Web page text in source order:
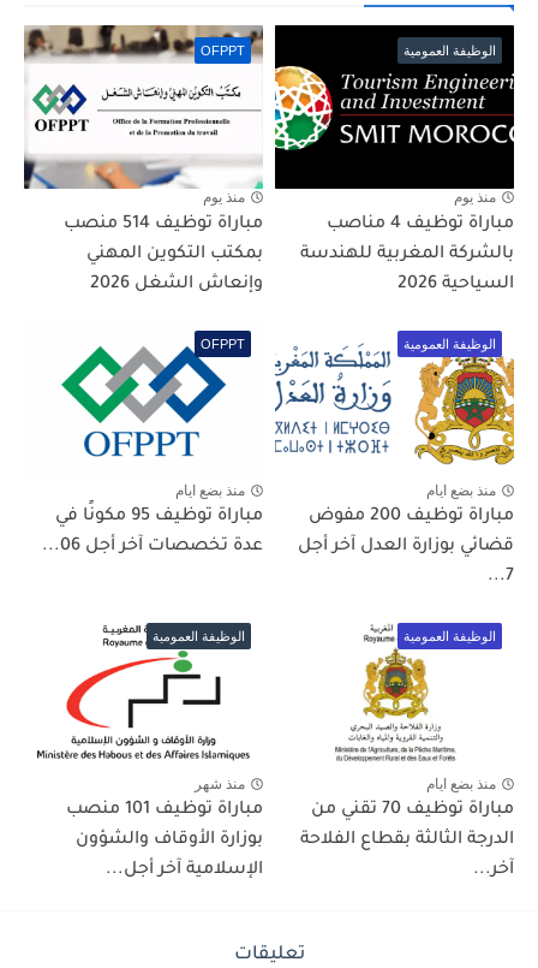
الوظيفة العمومية
منذ يوم
مباراة توظيف 4 مناصب
بالشركة المغربية للهندسة
السياحية 2026
OFPPT
منذ يوم
مباراة توظيف 514 منصب
بمكتب التكوين المهني
وإنعاش الشغل 2026
الوظيفة العمومية
منذ بضع ايام
مباراة توظيف 200 مفوض
قضائي بوزارة العدل آخر أجل
7...
OFPPT
منذ بضع ايام
مباراة توظيف 95 مكونًا في
عدة تخصصات آخر أجل 06...
الوظيفة العمومية
منذ بضع ايام
مباراة توظيف 70 تقني من
الدرجة الثالثة بقطاع الفلاحة
آخر...
الوظيفة العمومية
منذ شهر
مباراة توظيف 101 منصب
بوزارة الأوقاف والشؤون
الإسلامية آخر أجل...
تعليقات